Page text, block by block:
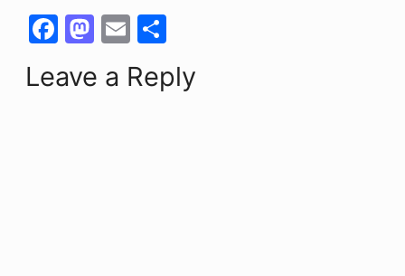
F
c
M
st
E
m
ai
h
ar
Leave a Reply